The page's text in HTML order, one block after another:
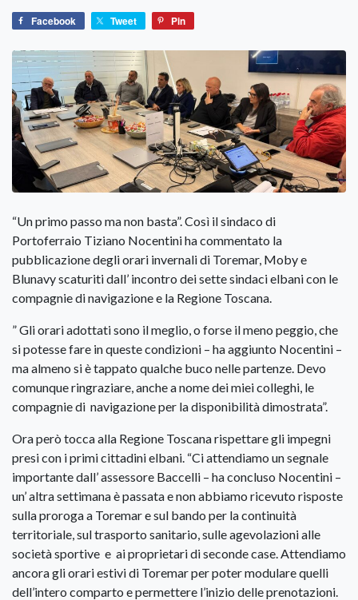
Facebook Tweet Pin
“Un primo passo ma non basta”. Così il sindaco di
Portoferraio Tiziano Nocentini ha commentato la
pubblicazione degli orari invernali di Toremar, Moby e
Blunavy scaturiti dall’ incontro dei sette sindaci elbani con le
compagnie di navigazione e la Regione Toscana.
” Gli orari adottati sono il meglio, o forse il meno peggio, che
si potesse fare in queste condizioni – ha aggiunto Nocentini –
ma almeno si è tappato qualche buco nelle partenze. Devo
comunque ringraziare, anche a nome dei miei colleghi, le
compagnie di navigazione per la disponibilità dimostrata”.
Ora però tocca alla Regione Toscana rispettare gli impegni
presi con i primi cittadini elbani. “Ci attendiamo un segnale
importante dall’ assessore Baccelli – ha concluso Nocentini –
un’ altra settimana è passata e non abbiamo ricevuto risposte
sulla proroga a Toremar e sul bando per la continuità
territoriale, sul trasporto sanitario, sulle agevolazioni alle
società sportive e ai proprietari di seconde case. Attendiamo
ancora gli orari estivi di Toremar per poter modulare quelli
dell’intero comparto e permettere l’inizio delle prenotazioni.